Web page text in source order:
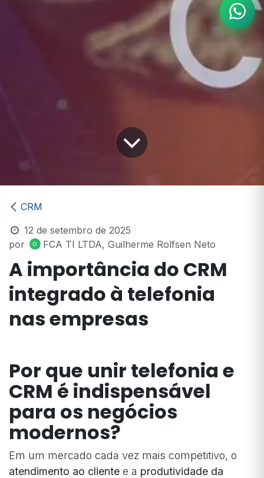
CRM
12 de setembro de 2025
por
FCA TI LTDA, Guilherme Rolfsen Neto
A importância do CRM
integrado à telefonia
nas empresas
Por que unir telefonia e
CRM é indispensável
para os negócios
modernos?
Em um mercado cada vez mais competitivo, o
atendimento ao cliente e a produtividade da